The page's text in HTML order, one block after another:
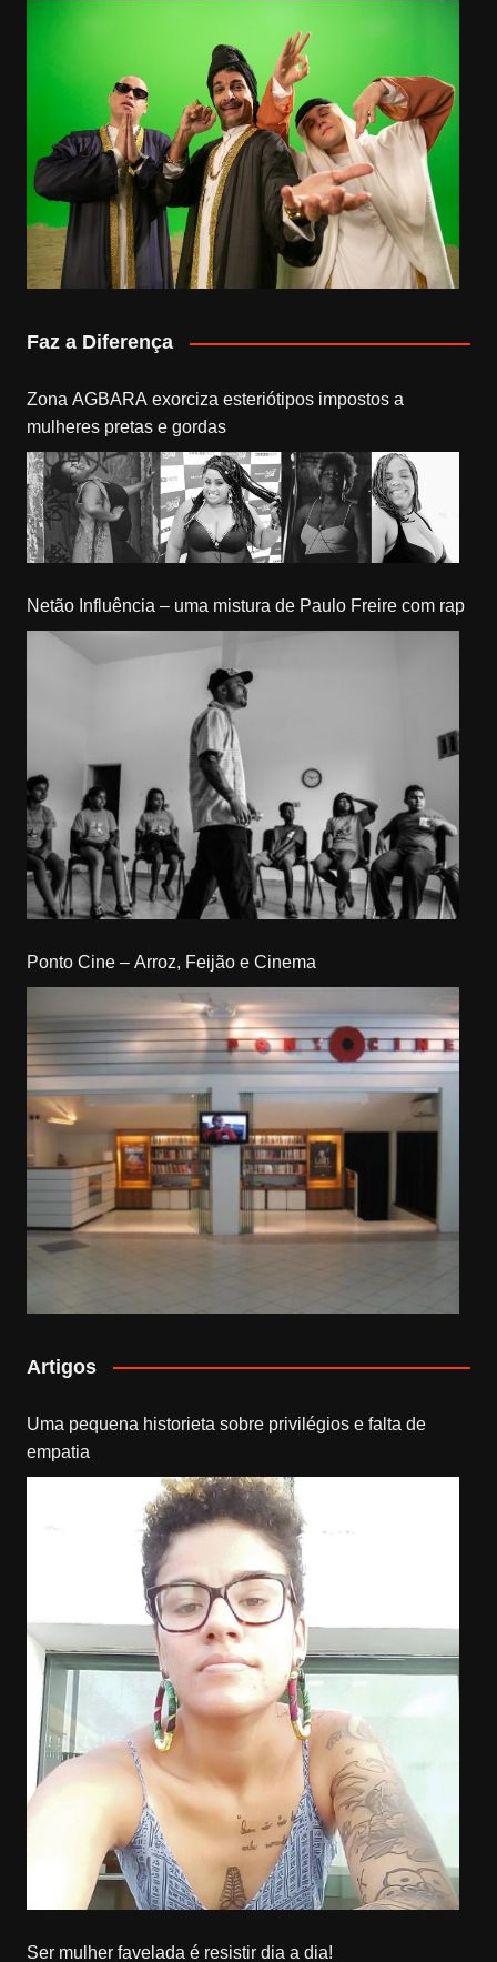
Faz a Diferença
Zona AGBARA exorciza esteriótipos impostos a
mulheres pretas e gordas
Netão Influência – uma mistura de Paulo Freire com rap
Ponto Cine – Arroz, Feijão e Cinema
Artigos
Uma pequena historieta sobre privilégios e falta de
empatia
Ser mulher favelada é resistir dia a dia!